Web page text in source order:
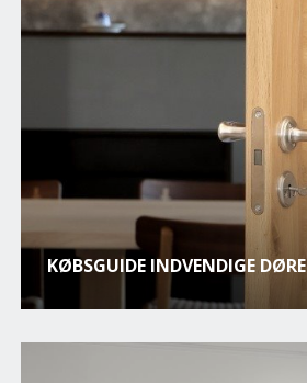
KØBSGUIDE INDVENDIGE DØRE